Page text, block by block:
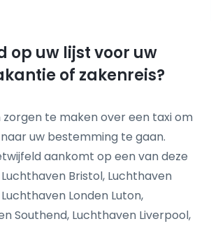
op uw lijst voor uw
of zakenreis?
zorgen te maken over een taxi om
uw bestemming te gaan.
aankomt op een van deze
Bristol, Luchthaven
Londen Luton,
Southend, Luchthaven Liverpool,